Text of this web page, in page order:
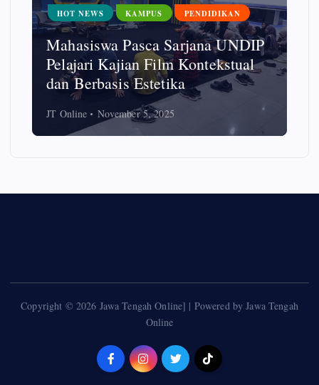
HOT NEWS KAMPUS PENDIDIKAN
Mahasiswa Pasca Sarjana UNDIP
Pelajari Kajian Film Kontekstual
dan Berbasis Estetika
JT Online November 5, 2025
Copyright © 2026 Jawa Tengah Online] | Powered by Jawa Tengah
Online